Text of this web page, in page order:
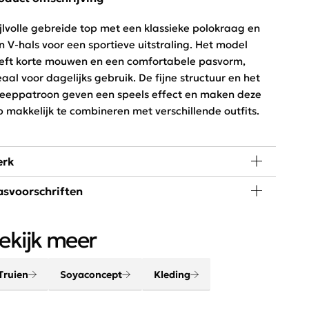
gebreide top met een klassieke polokraag en
V-hals voor een sportieve uitstraling. Het model
korte mouwen en een comfortabele pasvorm,
voor dagelijks gebruik. De fijne structuur en het
geven een speels effect en maken deze
makkelijk te combineren met verschillende outfits.
heeft een vrouwelijke collectie met
vrouwelijk met een stoere en casual touch.
meer
Soyaconcept Kleding